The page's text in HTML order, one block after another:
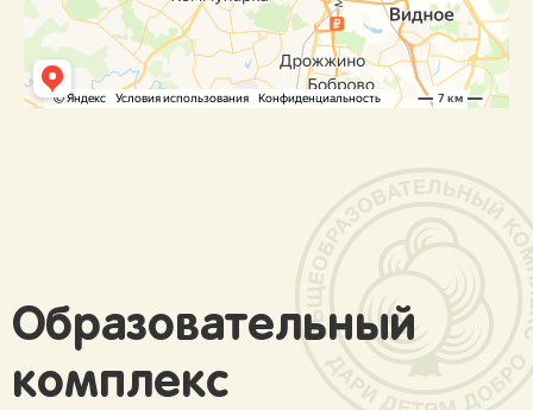
Образовательный
комплекс